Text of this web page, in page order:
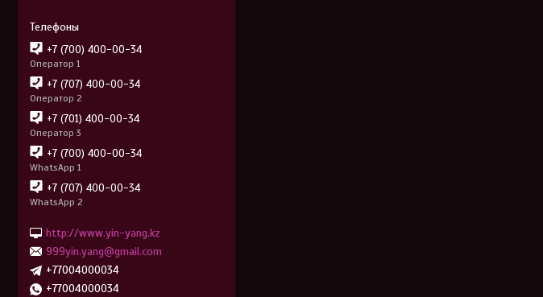
+7 (700) 400-00-34
Оператор 1
+7 (707) 400-00-34
Оператор 2
+7 (701) 400-00-34
Оператор 3
+7 (700) 400-00-34
WhatsApp 1
+7 (707) 400-00-34
WhatsApp 2
http://www.yin-yang.kz
999yin.yang@gmail.com
+77004000034
+77004000034